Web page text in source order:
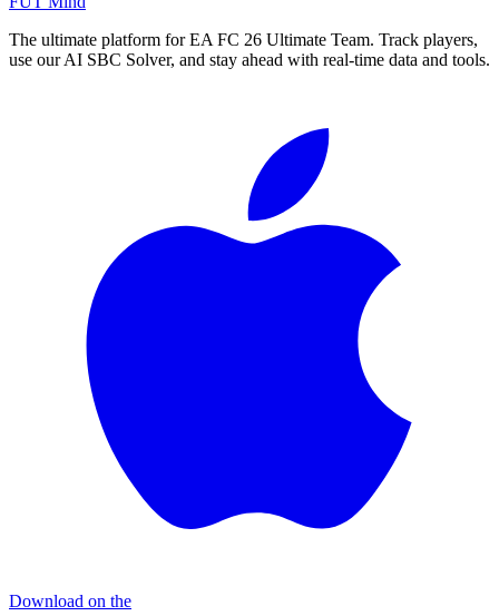
The ultimate platform for EA FC 26 Ultimate Team. Track players,
use our AI SBC Solver, and stay ahead with real-time data and tools.
Download on the